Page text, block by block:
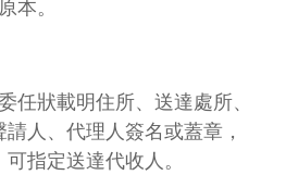
本。
任狀載明住所、送達處所、
人、代理人簽名或蓋章，
指定送達代收人。